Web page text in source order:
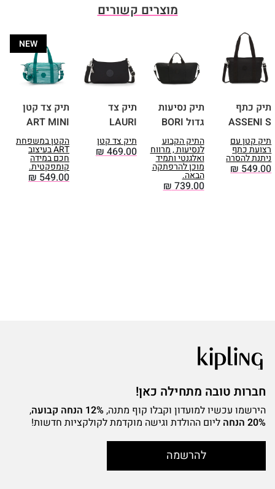
מוצרים קשורים
תיק כתף
ASSENI S
תיק קטן עם
רצועת כתף
ניתנת להסרה
₪549.00
תיק נסיעות
גדול BORI
התיק הקבוע
לנסיעות , מרווח
ואלגנטי ותמיד
מוכן להרפתקה
הבאה.
₪739.00
תיק צד
LAURI
תיק צד קטן
₪469.00
NEW
תיק צד קטן
ART MINI
הקטן במשפחת
ART בעיצוב
חכם במידה
קומפקטית.
₪549.00
חברות טובה מתחילה כאן!
הירשמו עכשיו למועדון וקבלו קוף מתנה, 12% הנחה קבועה
,
20% הנחה
ליום ההולדת וגישה מוקדמת לקולקציות חדשות!
להרשמה